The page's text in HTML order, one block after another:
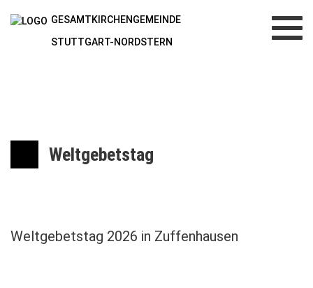
GESAMTKIRCHENGEMEINDE
STUTTGART-NORDSTERN
Weltgebetstag
Weltgebetstag 2026 in Zuffenhausen